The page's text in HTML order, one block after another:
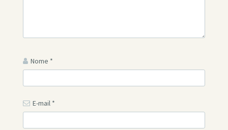
Nome *
E-mail *